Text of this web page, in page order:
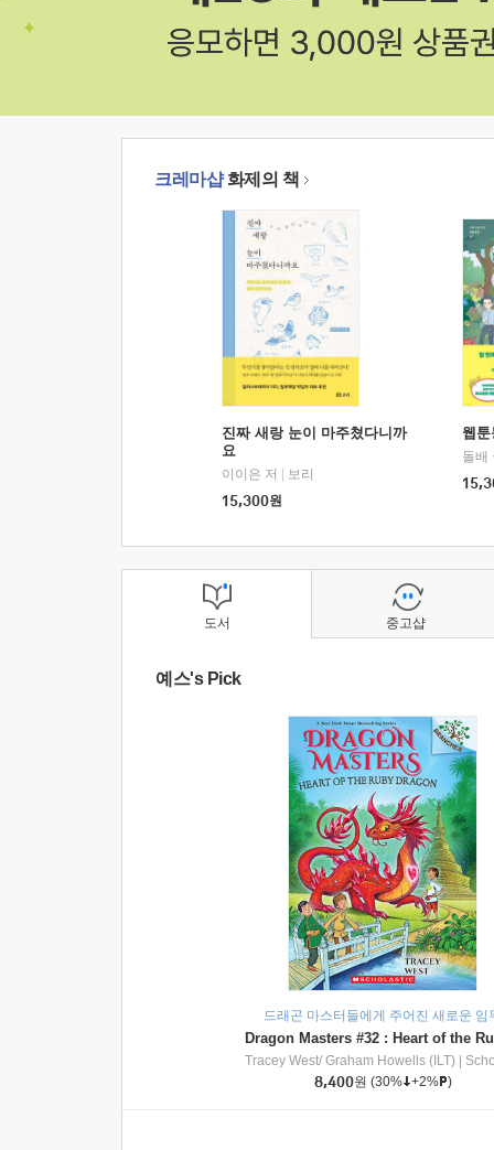
크레마샵화제의 책
진짜 새랑 눈이 마주쳤다니까
요
이이은 저
보리
15,300원
웹
돌배
도서
예스's Pick
드래곤 마스터들에게 주어진 새로운 임
Tracey West/ Graham Howells (ILT)
8,400원 (30% +2% )
중고샵